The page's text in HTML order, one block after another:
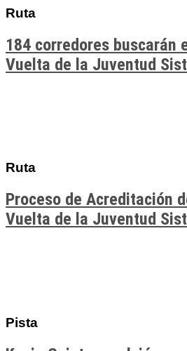
Ruta
184 corredores buscarán
Vuelta de la Juventud
Ruta
Proceso de Acreditación
Vuelta de la Juventud
Pista